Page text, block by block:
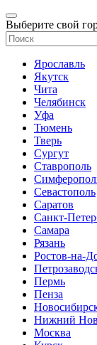
Выберите свой
Ярославль
Якутск
Чита
Челябинск
Уфа
Тюмень
Тверь
Сургут
Ставрополь
Севастополь
Саратов
Санкт-
Самара
Рязань
Ростов-на-
Пермь
Пенза
Нижний
Москва